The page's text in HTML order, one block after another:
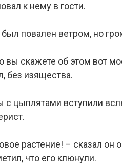
к нему в гости.
был повален ветром, но
вы скажете об этом вот
без изящества.
с цыплятами вступили
растение! – сказал он
что его клюнули.